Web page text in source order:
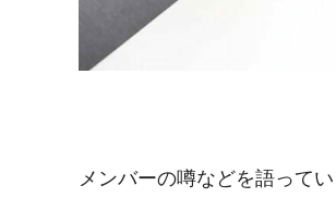
メンバーの噂などを語って